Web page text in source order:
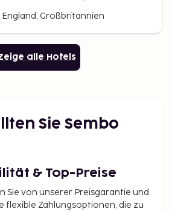
Großbritannien
alle Hotels
Sie Sembo
& Top-Preise
Sie von unserer Preisgarantie und
flexible Zahlungsoptionen, die zu